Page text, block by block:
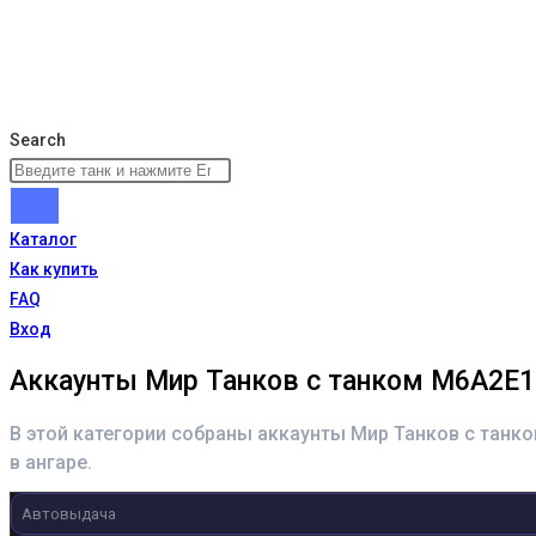
Search
Каталог
Как купить
FAQ
Вход
Аккаунты Мир Танков с танком M6A2E1
В этой категории собраны аккаунты Мир Танков с
в ангаре.
Автовыдача